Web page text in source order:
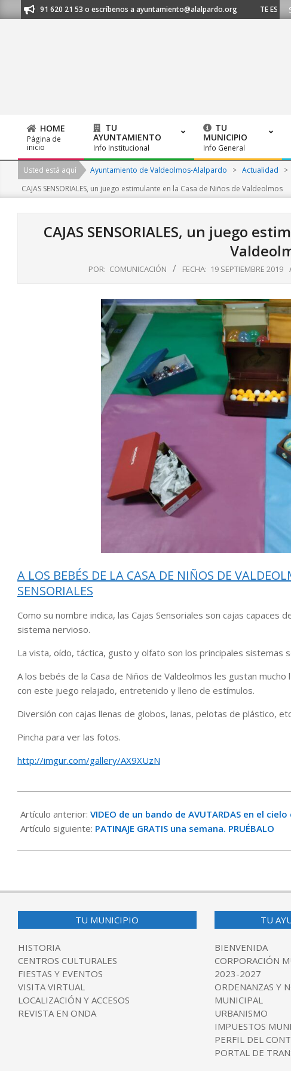
to
al 91 620 21 53 o escríbenos a ayuntamiento@alalpardo.org TE
Primary
Navigation
Menu
HOME
Página de
inicio
TU
AYUNTAMIENTO
Info Institucional
TU
MUNICIPIO
Info General
Usted está aquí Ayuntamiento de Valdeolmos-Alalpardo > Actualidad >
CAJAS SENSORIALES, un juego estimulante en la Casa de Niños de Valdeolmos
CAJAS SENSORIALES, un juego
POR: COMUNICACIÓN FECHA: 19 SEPTIEMBRE 2019
A LOS BEBÉS DE LA CASA DE NIÑOS DE
SENSORIALES
Como su nombre indica, las Cajas Sensoriales son cajas
sistema nervioso.
La vista, oído, táctica, gusto y olfato son los principales sistemas
A los bebés de la Casa de Niños de Valdeolmos les gustan
con este juego relajado, entretenido y lleno de estímulos.
Diversión con cajas llenas de globos, lanas, pelotas de plástico,
Pincha para ver las fotos.
http://imgur.com/gallery/AX9XUzN
09-
19
Artículo anterior: VIDEO de un bando de AVUTARDAS en el
Artículo siguiente: PATINAJE GRATIS una semana. PRUÉBALO
TU MUNICIPIO
HISTORIA
CENTROS CULTURALES
FIESTAS Y EVENTOS
VISITA VIRTUAL
LOCALIZACIÓN Y ACCESOS
REVISTA EN ONDA
TU
BIENVENIDA
CORPORACIÓN
2023-2027
ORDENANZAS Y
MUNICIPAL
URBANISMO
IMPUESTOS
PERFIL DEL
PORTAL DE